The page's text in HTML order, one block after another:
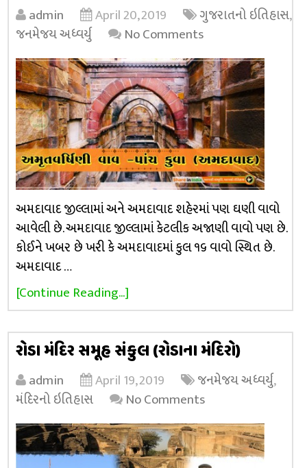
admin April 20, 2019 ગુજરાતનો ઇતિહાસ,
જનમેજય અધ્વર્યુ
No Comments
અમદાવાદ જીલ્લામાં અને અમદાવાદ શહેરમાં પણ ઘણી વાવો
આવેલી છે. અમદાવાદ જીલ્લામાં કેટલીક અજાણી વાવો પણ છે.
કોઈને ખબર છે ખરી કે અમદાવાદમાં કુલ ૧૬ વાવો સ્થિત છે.
અમદાવાદ …
[Continue Reading...]
રોડા મંદિર સમૂહ સંકુલ (રોડાના મંદિરો)
admin April 19, 2019 જનમેજય અધ્વર્યુ,
મંદિરનો ઇતિહાસ
No Comments